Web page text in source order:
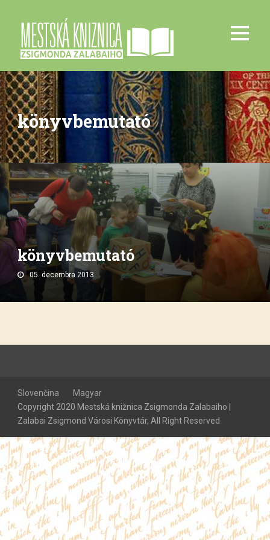
könyvbemutató
könyvbemutató
05. decembra 2013.
Slovenčina
Magyar
Copyright 2020 Mestská knižnica Zsigmonda Zalabaiho |
Zalabai Zsigmond Városi Könyvtár, All Right Reserved